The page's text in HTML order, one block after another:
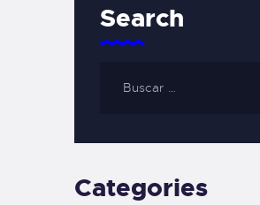
Search
Categories